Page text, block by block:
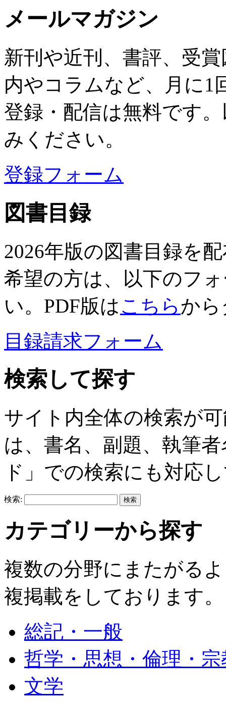
メールマガジン
新刊や近刊、書評、受
内やコラムなど、月に1
登録・配信は無料です
みください。
登録フォーム
図書目録
2026年版の図書目録を
希望の方は、以下のフ
い。PDF版はこちらか
目録請求フォーム
検索して探す
サイト内全体の検索が
は、書名、副題、執筆
ド」での検索にも対応
検索:
カテゴリーから探す
複数の分野にまたがる
複掲載をしております。
総記・一般
哲学・思想・倫理・宗
文学